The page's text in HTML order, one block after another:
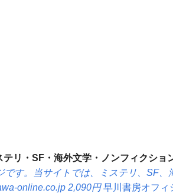
リ・SF・海外文学・ノンフィクショ
す。当サイトでは、ミステリ、SF、
online.co.jp 2,090円早川書房オフィ